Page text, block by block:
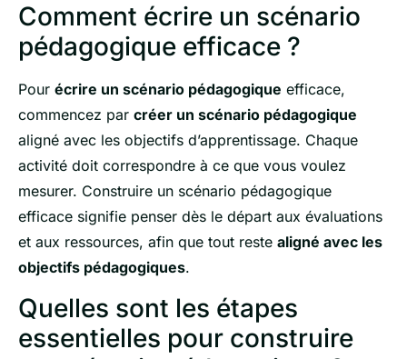
Comment écrire un scénario
pédagogique efficace ?
Pour écrire un scénario pédagogique efficace,
commencez par créer un scénario pédagogique
aligné avec les objectifs d’apprentissage. Chaque
activité doit correspondre à ce que vous voulez
mesurer. Construire un scénario pédagogique
efficace signifie penser dès le départ aux évaluations
et aux ressources, afin que tout reste aligné avec les
objectifs pédagogiques.
Quelles sont les étapes
essentielles pour construire